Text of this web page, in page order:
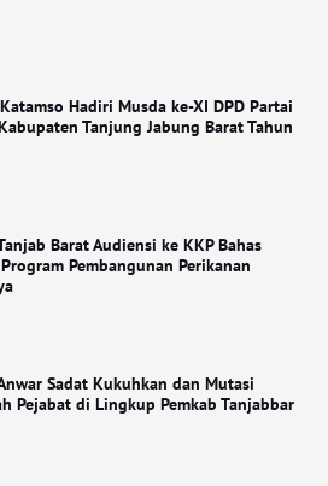
Hadiri Musda ke-XI DPD Partai
Tanjung Jabung Barat Tahun
Barat Audiensi ke KKP Bahas
Pembangunan Perikanan
Sadat Kukuhkan dan Mutasi
Pejabat di Lingkup Pemkab Tanjabbar